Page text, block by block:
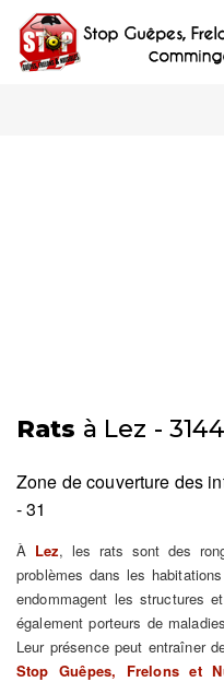
Rats à Lez -
Zone de couverture des
- 31
À Lez, les rats sont des
problèmes dans les
endommagent les structures
également porteurs de
Leur présence peut entraîner
Stop Guêpes, Frelons et